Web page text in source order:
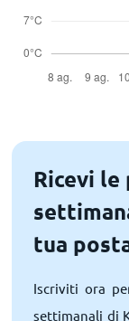
Ricevi
tua
Iscriviti ora
settimanali di